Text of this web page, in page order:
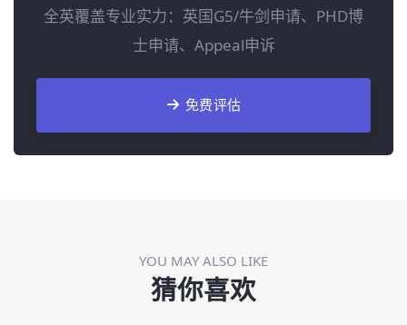
全英覆盖专业实力：英国G5/牛剑申请、PHD博
士申请、Appeal申诉
免费评估
YOU MAY ALSO LIKE
猜你喜欢